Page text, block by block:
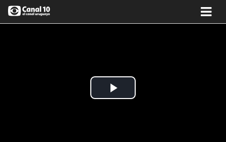
Play